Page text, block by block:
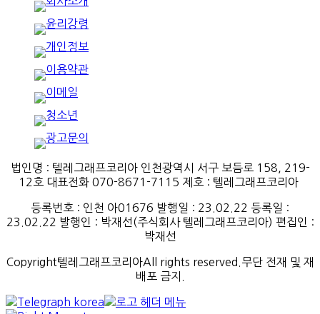
법인명 : 텔레그래프코리아 인천광역시 서구 보듬로 158, 219-
12호 대표전화 070-8671-7115 제호 : 텔레그래프코리아
등록번호 : 인천 아01676 발행일 : 23.02.22 등록일 :
23.02.22 발행인 : 박재선(주식회사텔레그래프코리아) 편집인 :
박재선
Copyright텔레그래프코리아All rights reserved.무단 전재 및 재
배포 금지.